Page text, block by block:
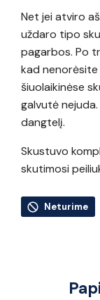
Net jei atviro
uždaro tipo
pagarbos. Po
kad nenorėsite
šiuolaikinėse
galvutė
dangtelį.
Skustuvo
skutimosi
Neturime